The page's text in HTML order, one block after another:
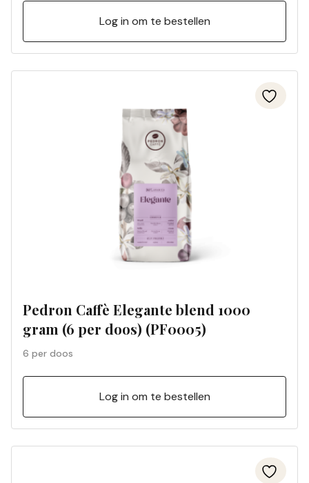
Log in om te bestellen
Pedron Caffè Elegante blend 1000
gram (6 per doos) (PF0005)
6 per doos
Log in om te bestellen